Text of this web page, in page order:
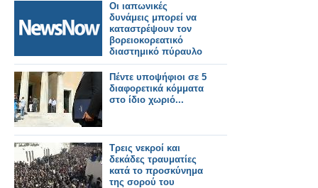
Οι ιαπωνικές
δυνάμεις μπορεί να
καταστρέψουν τον
βορειοκορεατικό
διαστημικό πύραυλο
Πέντε υποψήφιοι σε 5
διαφορετικά κόμματα
στο ίδιο χωριό...
Τρεις νεκροί και
δεκάδες τραυματίες
κατά το προσκύνημα
της σορού του